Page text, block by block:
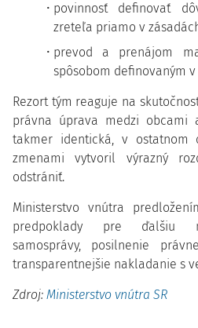
povinnosť definovať
zreteľa priamo v
prevod a prenájom
spôsobom definovaným
Rezort tým reaguje na
právna úprava medzi obcami
takmer identická, v ostatnom
zmenami vytvoril výrazný
odstrániť.
Ministerstvo vnútra
predpoklady pre ďalšiu
samosprávy, posilnenie
transparentnejšie nakladanie s
Zdroj: Ministerstvo vnútra SR